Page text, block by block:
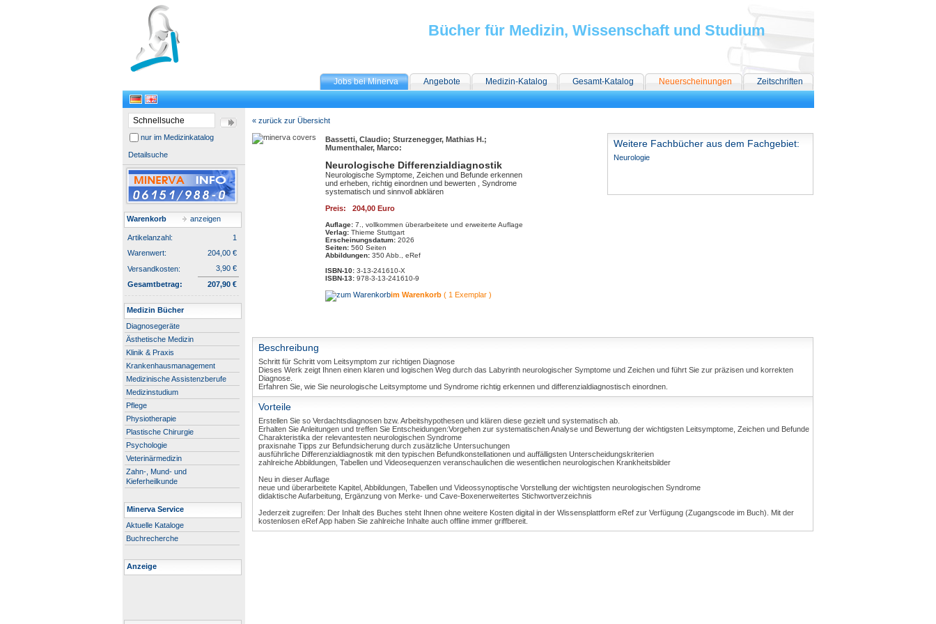
Jobs bei Minerva Angebote Medizin-Katalog Gesamt-Katalog Neuerscheinungen Zeitschriften
Bücher für Medizin, Wissenschaft und Studium
nur im Medizinkatalog
Detailsuche
Warenkorb anzeigen
Artikelanzahl:
1
Warenwert:
204,00 €
Versandkosten:
3,90 €
Gesamtbetrag:
207,90 €
Medizin Bücher
Diagnosegeräte
Ästhetische Medizin
Klinik & Praxis
Krankenhausmanagement
Medizinische Assistenzberufe
Medizinstudium
Pflege
Physiotherapie
Plastische Chirurgie
Psychologie
Veterinärmedizin
Zahn-, Mund- und
Kieferheilkunde
Minerva Service
Aktuelle Kataloge
Buchrecherche
Anzeige
« zurück zur Übersicht
Bassetti, Claudio; Sturzenegger, Mathias H.;
Mumenthaler, Marco:
Neurologische Differenzialdiagnostik
Neurologische Symptome, Zeichen und Befunde erkennen
und erheben, richtig einordnen und bewerten , Syndrome
systematisch und sinnvoll abklären
Preis: 204,00 Euro
Auflage:7., vollkommen überarbeitete und erweiterte Auflage
Verlag:Thieme Stuttgart
Erscheinungsdatum:2026
Seiten:560 Seiten
Abbildungen:350 Abb., eRef
ISBN-10:3-13-241610-X
ISBN-13:978-3-13-241610-9
im Warenkorb( 1 Exemplar )
Weitere Fachbücher aus dem Fachgebiet:
Neurologie
Beschreibung
Schritt für Schritt vom Leitsymptom zur richtigen Diagnose
Dieses Werk zeigt Ihnen einen klaren und logischen Weg durch das Labyrinth neurologischer Symptome und Zeichen und führt Sie zur präzisen und korrekten
Diagnose.
Erfahren Sie, wie Sie neurologische Leitsymptome und Syndrome richtig erkennen und differenzialdiagnostisch einordnen.
Vorteile
Erstellen Sie so Verdachtsdiagnosen bzw. Arbeitshypothesen und klären diese gezielt und systematisch ab.
Erhalten Sie Anleitungen und treffen Sie Entscheidungen:Vorgehen zur systematischen Analyse und Bewertung der wichtigsten Leitsymptome, Zeichen und Befunde
Charakteristika der relevantesten neurologischen Syndrome
praxisnahe Tipps zur Befundsicherung durch zusätzliche Untersuchungen
ausführliche Differenzialdiagnostik mit den typischen Befundkonstellationen und auffälligsten Unterscheidungskriterien
zahlreiche Abbildungen, Tabellen und Videosequenzen veranschaulichen die wesentlichen neurologischen Krankheitsbilder
Neu in dieser Auflage
neue und überarbeitete Kapitel, Abbildungen, Tabellen und Videossynoptische Vorstellung der wichtigsten neurologischen Syndrome
didaktische Aufarbeitung, Ergänzung von Merke- und Cave-Boxenerweitertes Stichwortverzeichnis
Jederzeit zugreifen: Der Inhalt des Buches steht Ihnen ohne weitere Kosten digital in der Wissensplattform eRef zur Verfügung (Zugangscode im Buch). Mit der
kostenlosen eRef App haben Sie zahlreiche Inhalte auch offline immer griffbereit.